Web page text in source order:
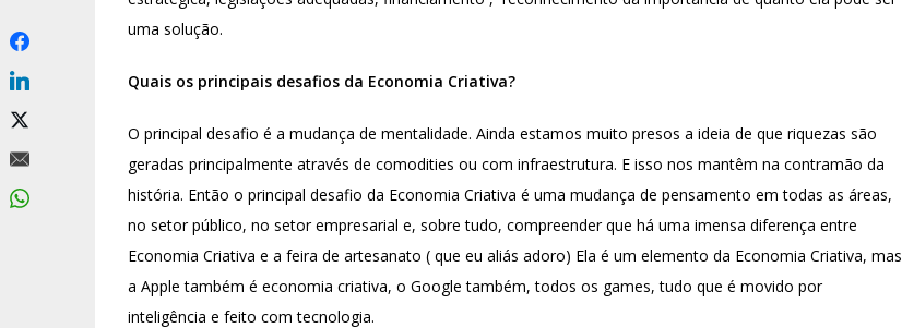
uma solução.
Quais os principais desafios da Economia Criativa?
O principal desafio é a mudança de mentalidade. Ainda estamos muito presos a ideia de que riquezas são
geradas principalmente através de comodities ou com infraestrutura. E isso nos mantêm na contramão da
história. Então o principal desafio da Economia Criativa é uma mudança de pensamento em todas as áreas,
no setor público, no setor empresarial e, sobre tudo, compreender que há uma imensa diferença entre
Economia Criativa e a feira de artesanato ( que eu aliás adoro) Ela é um elemento da Economia Criativa, mas
a Apple também é economia criativa, o Google também, todos os games, tudo que é movido por
inteligência e feito com tecnologia.